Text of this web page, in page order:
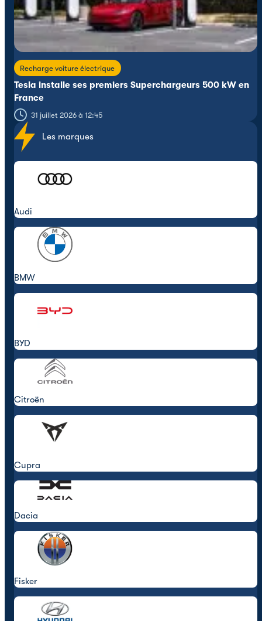
Recharge voiture électrique
Tesla installe ses premiers Superchargeurs 500 kW en
France
31 juillet 2026 à 12:45
Les marques
Audi
BMW
BYD
Citroën
Cupra
Dacia
Fisker